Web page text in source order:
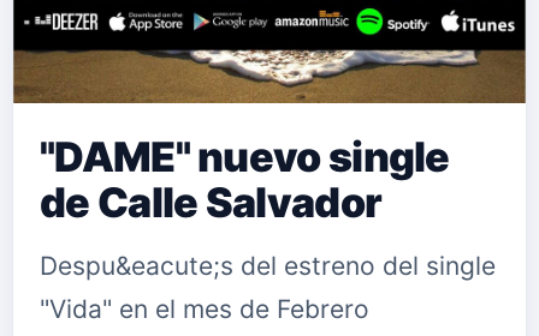
"DAME" nuevo single
de Calle Salvador
Despu&eacute;s del estreno del single
"Vida" en el mes de Febrero